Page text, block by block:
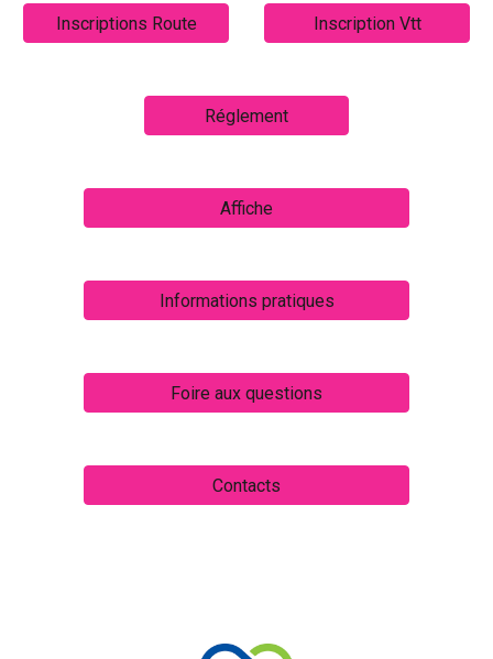
Inscriptions Route Inscription Vtt
Réglement
Affiche
Informations pratiques
Foire aux questions
Contacts